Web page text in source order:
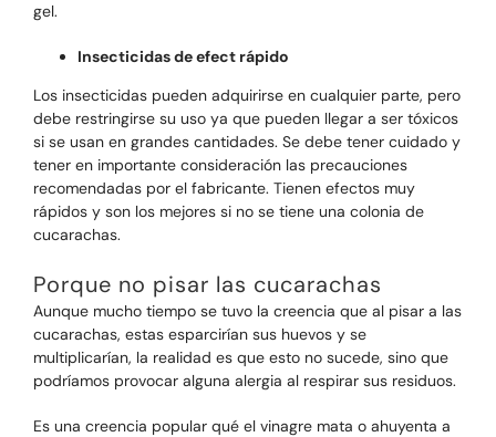
gel.
Insecticidas de efect rápido
Los insecticidas pueden adquirirse en cualquier parte, pero
debe restringirse su uso ya que pueden llegar a ser tóxicos
si se usan en grandes cantidades. Se debe tener cuidado y
tener en importante consideración las precauciones
recomendadas por el fabricante. Tienen efectos muy
rápidos y son los mejores si no se tiene una colonia de
cucarachas.
Porque no pisar las cucarachas
Aunque mucho tiempo se tuvo la creencia que al pisar a las
cucarachas, estas esparcirían sus huevos y se
multiplicarían, la realidad es que esto no sucede, sino que
podríamos provocar alguna alergia al respirar sus residuos.
Es una creencia popular qué el vinagre mata o ahuyenta a